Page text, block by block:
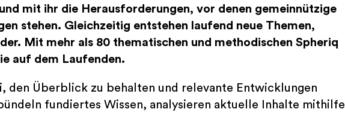
mit ihr die Herausforderungen, vor denen gemeinnützige
stehen. Gleichzeitig entstehen laufend neue Themen,
Mit mehr als 80 thematischen und methodischen Spheriq
auf dem Laufenden.
den Überblick zu behalten und relevante Entwicklungen
fundiertes Wissen, analysieren aktuelle Inhalte mithilfe